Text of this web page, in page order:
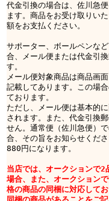
代金引換の場合は、佐川
ます。商品をお受け取りい
額をお支払ください。
サポーター、ボールペンな
合、メール便または代金引
す。
メール便対象商品は商品画
記載してあります。この場
ております。
ただし、メール便は基本的
されます。また、代金引換
せん。通常便（佐川急便）
合、その旨をお知らせくだ
880円になります。
当店では、オークションで2
場合、また、オークション
格の商品の同梱に対応して